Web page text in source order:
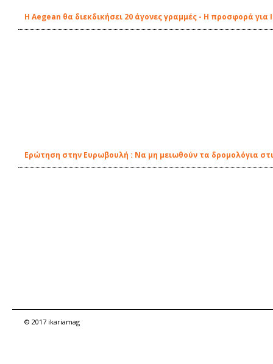
Η Aegean θα διεκδικήσει 20 άγονες γραμμές - Η προσφορά για
Ερώτηση στην Ευρωβουλή : Nα μη μειωθούν τα δρομολόγια
© 2017 ikariamag